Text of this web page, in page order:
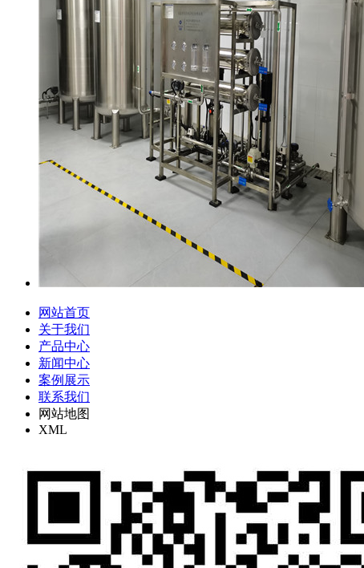
网站首页
关于我们
产品中心
新闻中心
案例展示
联系我们
网站地图
XML